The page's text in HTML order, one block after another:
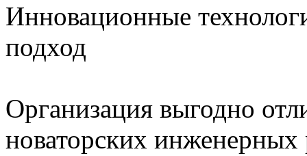
Инновационные
подход
Организация выгодно
новаторских